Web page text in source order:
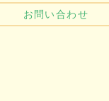
お問い合わせ